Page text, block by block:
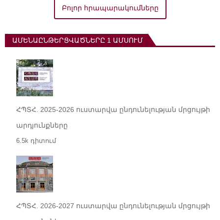
Բոլոր հրապարակումները
ԱՄԵՆԱԸՆԹԵՐՑՎԱԾՆԵՐԸ 1 ԱՄՍՈՒՄ
ՀՊՏՀ. 2025-2026 ուստարվա ընդունելության մրցույթի
արդյունքները
6.5k դիտում
ՀՊՏՀ. 2026-2027 ուստարվա ընդունելության մրցույթի